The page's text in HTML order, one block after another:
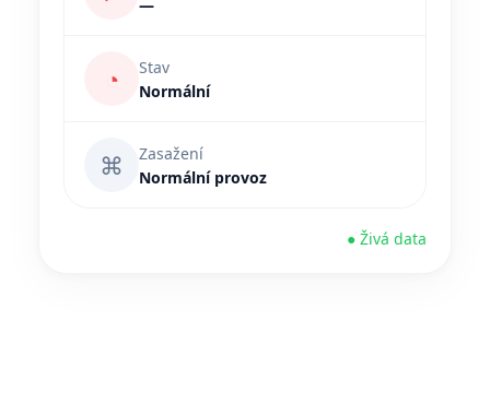
—
◔
Stav
Normální
⌘
Zasažení
Normální provoz
● Živá data